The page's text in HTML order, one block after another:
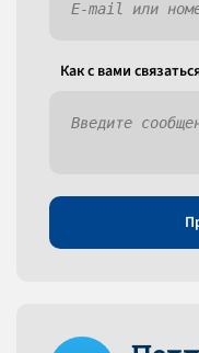
Как c вами